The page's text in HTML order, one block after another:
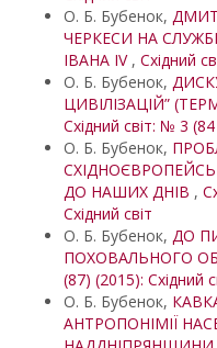
О. Б. Бубенок,
ЧЕРКЕСИ НА
ІВАНА IV , Східний
О. Б. Бубенок,
ЦИВІЛІЗАЦІЙ”
Східний світ: № 3
О. Б. Бубенок,
ДО НАШИХ ДНІВ ,
Східний світ
О. Б. Бубенок, ДО
ПОХОВАЛЬНОГО
(87) (2015): Східний
О. Б. Бубенок,
АНТРОПОНІМІЇ